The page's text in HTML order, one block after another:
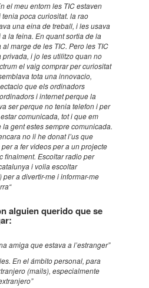
el meu entorn les TIC estaven
tenia poca curiositat. la rao
una eina de treball, i les usava
la feina. En quant sortia de la
marge de les TIC. Pero les TIC
privada, i jo les utilitzo quan no
el vaig comprar per curiositat
tota una innovacio,
que els ordinadors
i internet perque la
ser perque no tenia telefon i per
comunicada, tot i que em
gent estes sempre comunicada.
no li he donat l’us que
a fer videos per a un projecte
finalment. Escoltar radio per
i volia escoltar
a divertir-me i informar-me
alguien querido que se
amiga que estava a l’estranger”
En el ámbito personal, para
(mails), especialmente